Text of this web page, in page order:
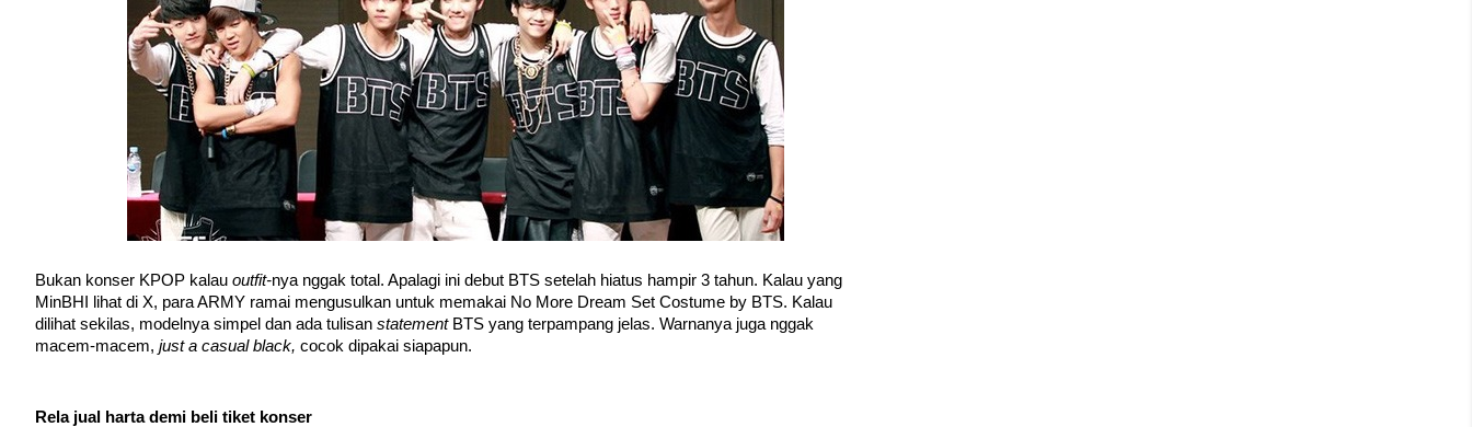
Bukan konser KPOP kalau outfit-nya nggak total. Apalagi ini debut BTS setelah hiatus hampir 3 tahun. Kalau yang
MinBHI lihat di X, para ARMY ramai mengusulkan untuk memakai No More Dream Set Costume by BTS. Kalau
dilihat sekilas, modelnya simpel dan ada tulisan statement BTS yang terpampang jelas. Warnanya juga nggak
macem-macem, just a casual black, cocok dipakai siapapun.
Rela jual harta demi beli tiket konser